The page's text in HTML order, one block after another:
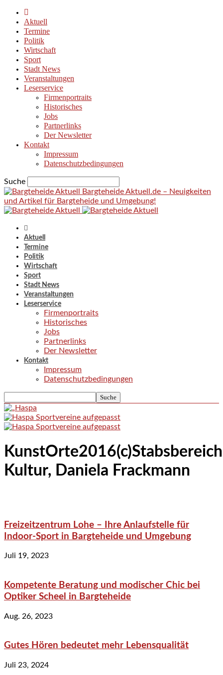
Aktuell
Termine
Politik
Wirtschaft
Sport
Stadt News
Veranstaltungen
Leserservice
Firmenportraits
Historisches
Jobs
Partnerlinks
Der Newsletter
Kontakt
Impressum
Datenschutzbedingungen
Suche
Bargteheide Aktuell.de – Neuigkeiten
und Artikel für Bargteheide und Umgebung!
Aktuell
Termine
Politik
Wirtschaft
Sport
Stadt News
Veranstaltungen
Leserservice
Firmenportraits
Historisches
Jobs
Partnerlinks
Der Newsletter
Kontakt
Impressum
Datenschutzbedingungen
KunstOrte2016(c)Stabsbereich
Kultur, Daniela Frackmann
Freizeitzentrum Lohe – Ihre Anlaufstelle für
Indoor-Sport in Bargteheide und Umgebung
Juli 19, 2023
Kompetente Beratung und modischer Chic bei
Optiker Scheel in Bargteheide
Aug. 26, 2023
Gutes Hören bedeutet mehr Lebensqualität
Juli 23, 2024